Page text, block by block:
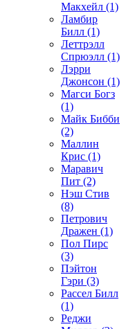
Макхейл (1)
Ламбир
Билл (1)
Леттрэлл
Спрюэлл (1)
Лэрри
Джонсон (1)
Магси Богз
(1)
Майк Бибби
(2)
Маллин
Крис (1)
Маравич
Пит (2)
Нэш Стив
(8)
Петрович
Дражен (1)
Пол Пирс
(3)
Пэйтон
Гэри (3)
Рассел Билл
(1)
Реджи